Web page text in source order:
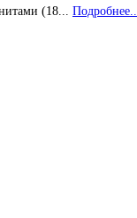
(18...